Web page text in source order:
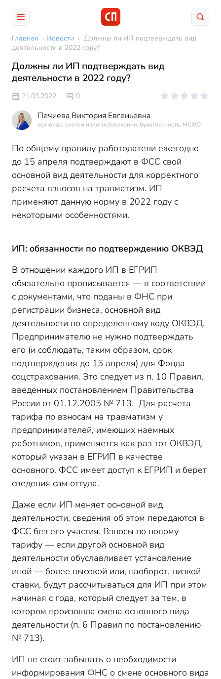
Главная › Новости › Должны ли ИП подтверждать вид
деятельности в 2022 году?
Должны ли ИП подтверждать вид
деятельности в 2022 году?
21.03.2022 0
Печиева Виктория Евгеньевна
все виды систем налогообложения, бухотчетность, МСФО
По общему правилу работодатели ежегодно
до 15 апреля подтверждают в ФСС свой
основной вид деятельности для корректного
расчета взносов на травматизм. ИП
применяют данную норму в 2022 году с
некоторыми особенностями.
ИП: обязанности по подтверждению ОКВЭД
В отношении каждого ИП в ЕГРИП
обязательно прописывается — в соответствии
с документами, что поданы в ФНС при
регистрации бизнеса, основной вид
деятельности по определенному коду ОКВЭД.
Предпринимателю не нужно подтверждать
его (и соблюдать, таким образом, срок
подтверждения до 15 апреля) для Фонда
соцстрахования. Это следует из п. 10 Правил,
введенных постановлением Правительства
России от 01.12.2005 № 713. Для расчета
тарифа по взносам на травматизм у
предпринимателей, имеющих наемных
работников, применяется как раз тот ОКВЭД,
который указан в ЕГРИП в качестве
основного. ФСС имеет доступ к ЕГРИП и берет
сведения сам оттуда.
Даже если ИП меняет основной вид
деятельности, сведения об этом передаются в
ФСС без его участия. Взносы по новому
тарифу — если другой основной вид
деятельности обуславливает установление
иной — более высокой или, наоборот, низкой
ставки, будут рассчитываться для ИП при этом
начиная с года, который следует за тем, в
котором произошла смена основного вида
деятельности (п. 6 Правил по постановлению
№ 713).
ИП не стоит забывать о необходимости
информирования ФНС о смене основного вида